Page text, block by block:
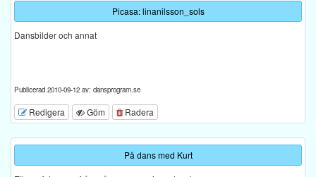
Picasa: linanilsson_sols
Dansbilder och annat
Publicerad 2010-09-12 av: dansprogram.se
Redigera Göm Radera
På dans med Kurt